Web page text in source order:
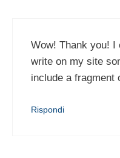
Wow! Thank you! I
write on my site
include a fragment
Rispondi